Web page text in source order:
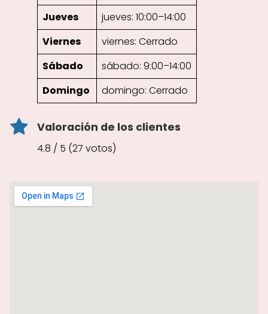
Jueves
jueves: 10:00–14:00
Viernes
viernes: Cerrado
Sábado
sábado: 9:00–14:00
Domingo
domingo: Cerrado
Valoración de los clientes
4.8 / 5 (27 votos)